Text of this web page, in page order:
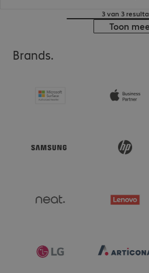
3 van 3
Toon
Brands.